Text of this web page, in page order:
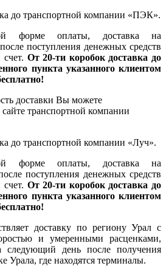
до транспортной компании «ПЭК».
форме оплаты, доставка на
поступления денежных средств
От 20-ти коробок доставка до
пункта указанного клиентом
доставки Вы можете
сайте транспортной компании
до транспортной компании «Луч».
форме оплаты, доставка на
поступления денежных средств
От 20-ти коробок доставка до
пункта указанного клиентом
доставку по региону Урал с
и умеренными расценками,
следующий день после получения
Урала, где находятся терминалы.